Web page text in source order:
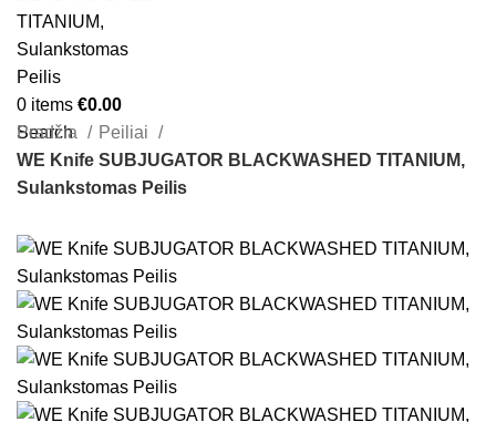
0 items €0.00
Search
Pradžia
Peiliai
WE Knife SUBJUGATOR BLACKWASHED TITANIUM,
Sulankstomas Peilis